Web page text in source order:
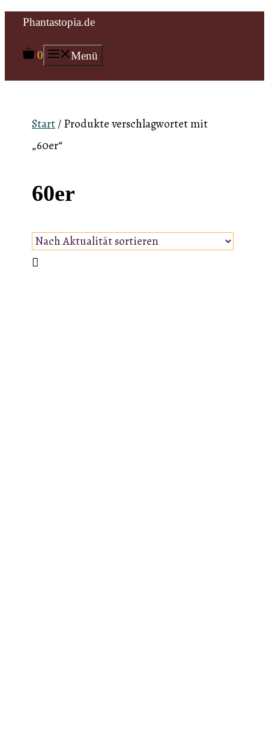
Zum
springen
Phantastopia.de
0 Menü
Start/ Produkte verschlagwortet mit
„60er“
60er